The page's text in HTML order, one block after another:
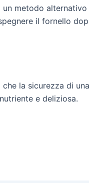
metodo
il fornello
la sicurezza di
e deliziosa.